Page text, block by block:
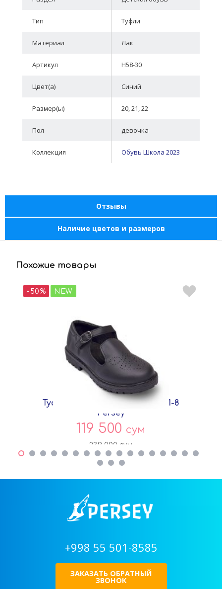
Тип Туфли
Материал Лак
Артикул H58-30
Цвет(а) Синий
Размер(ы) 20, 21, 22
Пол девочка
Коллекция Обувь Школа 2023
Отзывы
Наличие цветов и размеров
Похожие товары
-50% NEW
Туфли Черный Экокожа DF7271-8
Persey
119 500 сум
239 000 сум
+998 55 501-8585
ЗАКАЗАТЬ ОБРАТНЫЙ
ЗВОНОК